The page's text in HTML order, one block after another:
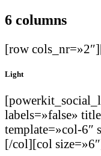
6 columns
[row
Light
labels=»false»
template=»col-6″
[/col][col